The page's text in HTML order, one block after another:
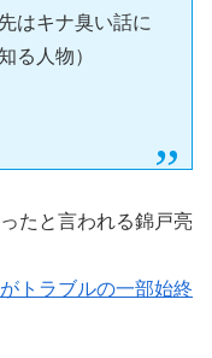
はキナ臭い話に
る人物）
たと言われる錦戸亮
トラブルの一部始終